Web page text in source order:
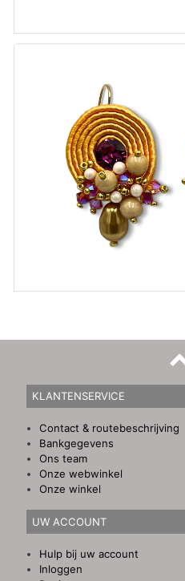
KLANTENSERVICE
Contact & routebeschrijving
Bankgegevens
Ons team
Onze webwinkel
Onze winkel
UW ACCOUNT
Hulp bij uw account
Inloggen